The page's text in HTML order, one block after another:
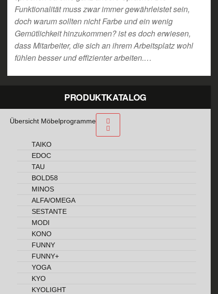
Funktionalität muss zwar immer gewährleistet sein,
doch warum sollten nicht Farbe und ein wenig
Gemütlichkeit hinzukommen? ist es doch erwiesen,
dass Mitarbeiter, die sich an ihrem Arbeitsplatz wohl
fühlen besser und effizienter arbeiten.…
PRODUKTKATALOG
Übersicht Möbelprogramme
TAIKO
EDOC
TAU
BOLD58
MINOS
ALFA/OMEGA
SESTANTE
MODI
KONO
FUNNY
FUNNY+
YOGA
KYO
KYOLIGHT